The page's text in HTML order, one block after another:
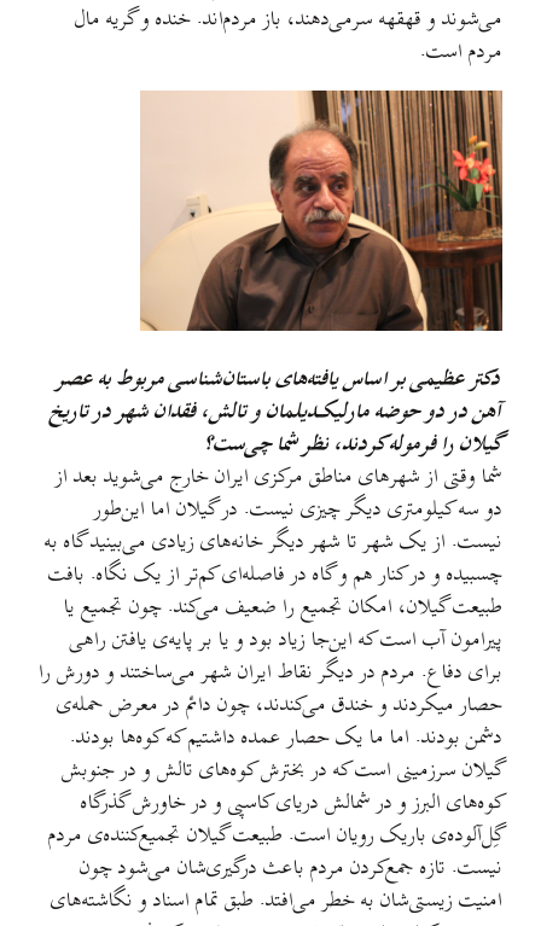
می‌شوند و قهقهه سرمی‌دهند، باز مردم‌اند. خنده و گریه مال
مردم است.
دکتر عظیمی بر اساس یافته‌های باستان‌شناسی مربوط به عصر
آهن در دو حوضه مارلیکـدیلمان و تالش، فقدان شهر در تاریخ
گیلان را فرموله کردند، نظر شما چی‌ست؟
شما وقتی از شهرهای مناطق مرکزی ایران خارج می‌شوید بعد از
دو سه کیلومتری دیگر چیزی نیست. در گیلان اما این‌طور
نیست. از یک شهر تا شهر دیگر خانه‌های زیادی می‌بینید گاه به
چسبیده و در کنار هم و گاه در فاصله‌ای کم‌تر از یک نگاه. بافت
طبیعت گیلان، امکان تجمیع را ضعیف می‌کند. چون تجمیع یا
پیرامون آب است که این‌جا زیاد بود و یا بر پایه‌ی یافتن راهی
برای دفاع. مردم در دیگر نقاط ایران شهر می‌ساختند و دورش را
حصار میکردند و خندق می‌کندند، چون دائم در معرض حمله‌ی
دشمن بودند. اما ما یک حصار عمده داشتیم که کوه‌ها بودند.
گیلان سرزمینی است که در بخترش کوه‌های تالش و در جنوبش
کوه‌های البرز و در شمالش دریای کاسپی و در خاورش گذرگاه
گِل‌آلوده‌ی باریک رویان است. طبیعت گیلان تجمیع‌کننده‌ی مردم
نیست. تازه جمع‌کردن مردم باعث درگیری‌شان می‌شود چون
امنیت زیستی‌شان به خطر می‌افتد. طبق تمام اسناد و نگاشته‌های